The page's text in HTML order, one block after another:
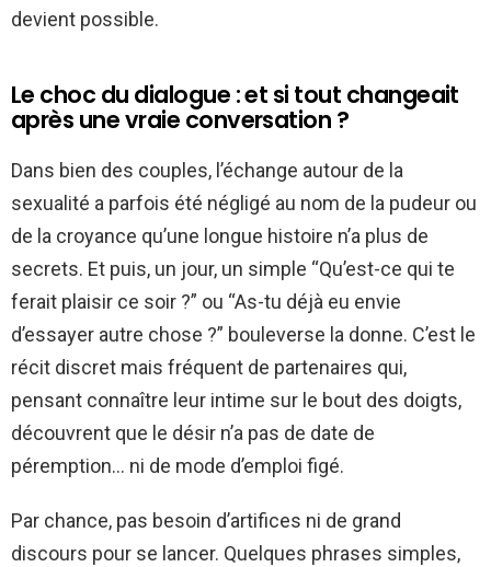
devient possible.
Le choc du dialogue : et si tout changeait
après une vraie conversation ?
Dans bien des couples, l’échange autour de la
sexualité a parfois été négligé au nom de la pudeur ou
de la croyance qu’une longue histoire n’a plus de
secrets. Et puis, un jour, un simple “Qu’est-ce qui te
ferait plaisir ce soir ?” ou “As-tu déjà eu envie
d’essayer autre chose ?” bouleverse la donne. C’est le
récit discret mais fréquent de partenaires qui,
pensant connaître leur intime sur le bout des doigts,
découvrent que le désir n’a pas de date de
péremption… ni de mode d’emploi figé.
Par chance, pas besoin d’artifices ni de grand
discours pour se lancer. Quelques phrases simples,